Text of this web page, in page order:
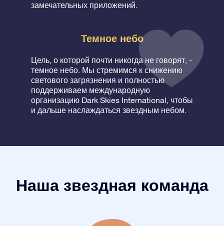
замечательных приложений.
Темное небо
Цель, о которой почти никогда не говорят, -
темное небо. Мы стремимся к снижению
светового загрязнения и полностью
поддерживаем международную
организацию Dark Skies International, чтобы
и дальше наслаждаться звездным небом.
Наша звездная команда